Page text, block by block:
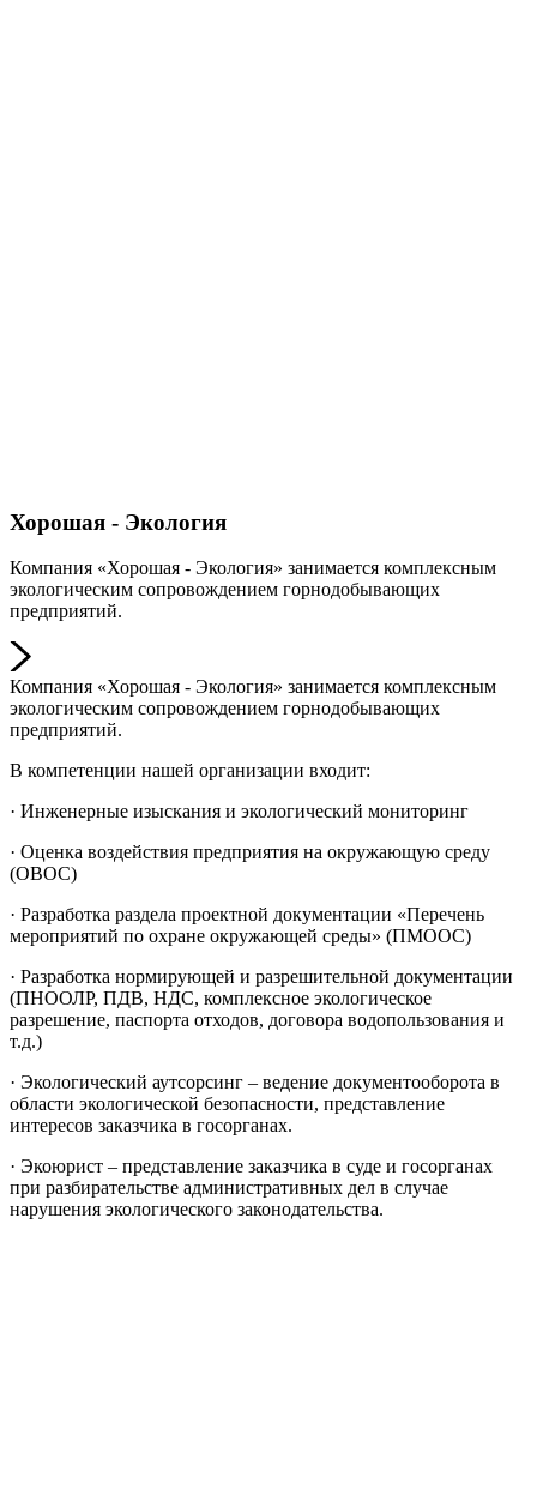
Хорошая - Экология
Компания «Хорошая - Экология» занимается комплексным
экологическим сопровождением горнодобывающих
предприятий.
Компания «Хорошая - Экология» занимается комплексным
экологическим сопровождением горнодобывающих
предприятий.
В компетенции нашей организации входит:
· Инженерные изыскания и экологический мониторинг
· Оценка воздействия предприятия на окружающую среду
(ОВОС)
· Разработка раздела проектной документации «Перечень
мероприятий по охране окружающей среды» (ПМООС)
· Разработка нормирующей и разрешительной документации
(ПНООЛР, ПДВ, НДС, комплексное экологическое
разрешение, паспорта отходов, договора водопользования и
т.д.)
· Экологический аутсорсинг – ведение документооборота в
области экологической безопасности, представление
интересов заказчика в госорганах.
· Экоюрист – представление заказчика в суде и госорганах
при разбирательстве административных дел в случае
нарушения экологического законодательства.